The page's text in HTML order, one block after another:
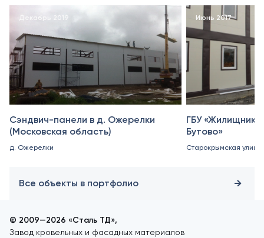
Декабрь 2019
Сэндвич-панели в д. Ожерелки
(Московская область)
д. Ожерелки
Июнь 2017
ГБУ «Жилищник
Бутово»
Старокрымская улица,
Все объекты в портфолио
© 2009—2026 «Сталь ТД»,
Завод кровельных и фасадных материалов